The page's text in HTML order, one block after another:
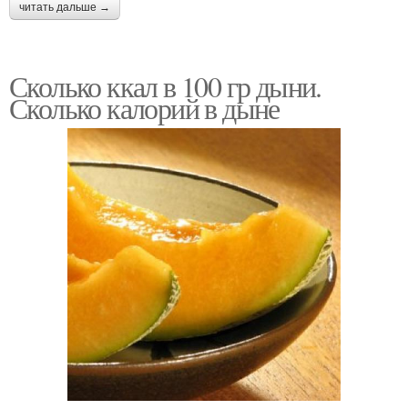
читать дальше →
Сколько ккал в 100 гр дыни.
Сколько калорий в дыне